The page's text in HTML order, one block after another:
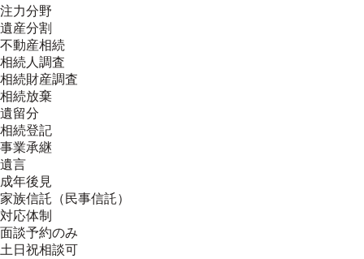
注力分野
遺産分割
不動産相続
相続人調査
相続財産調査
相続放棄
遺留分
相続登記
事業承継
遺言
成年後見
家族信託（民事信託）
対応体制
面談予約のみ
土日祝相談可